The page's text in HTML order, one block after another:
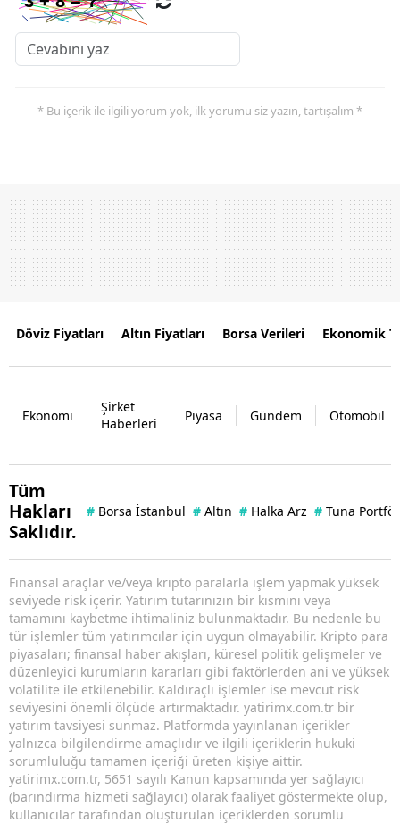
* Bu içerik ile ilgili yorum yok, ilk yorumu siz yazın, tartışalım *
Döviz Fiyatları Altın Fiyatları Borsa Verileri Ekonomik
Ekonomi
Şirket
Haberleri
Piyasa Gündem Otomobil
Tüm
Hakları
Saklıdır.
# Borsa İstanbul # Altın # Halka Arz # Tuna
Finansal araçlar ve/veya kripto paralarla işlem yapmak yüksek
seviyede risk içerir. Yatırım tutarınızın bir kısmını veya
tamamını kaybetme ihtimaliniz bulunmaktadır. Bu nedenle bu
tür işlemler tüm yatırımcılar için uygun olmayabilir. Kripto para
piyasaları; finansal haber akışları, küresel politik gelişmeler ve
düzenleyici kurumların kararları gibi faktörlerden ani ve yüksek
volatilite ile etkilenebilir. Kaldıraçlı işlemler ise mevcut risk
seviyesini önemli ölçüde artırmaktadır. yatirimx.com.tr bir
yatırım tavsiyesi sunmaz. Platformda yayınlanan içerikler
yalnızca bilgilendirme amaçlıdır ve ilgili içeriklerin hukuki
sorumluluğu tamamen içeriği üreten kişiye aittir.
yatirimx.com.tr, 5651 sayılı Kanun kapsamında yer sağlayıcı
(barındırma hizmeti sağlayıcı) olarak faaliyet göstermekte olup,
kullanıcılar tarafından oluşturulan içeriklerden sorumlu